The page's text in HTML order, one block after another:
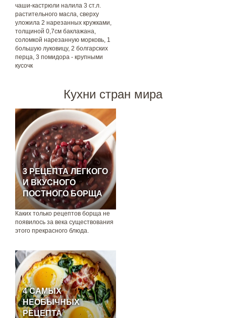
чаши-кастрюли налила 3 ст.л.
растительного масла, сверху
уложила 2 нарезанных кружками,
толщиной 0,7см баклажана,
соломкой нарезанную морковь, 1
большую луковицу, 2 болгарских
перца, 3 помидора - крупными
кусочк
Кухни стран мира
3 РЕЦЕПТА ЛЕГКОГО
И ВКУСНОГО
ПОСТНОГО БОРЩА
Каких только рецептов борща не
появилось за века существования
этого прекрасного блюда.
4 САМЫХ
НЕОБЫЧНЫХ
РЕЦЕПТА